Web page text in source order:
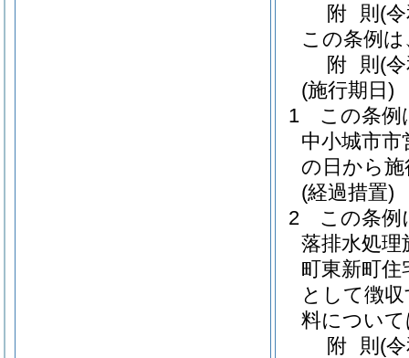
附 則 (
この条例
附 則 (
(施行期日)
1
この条例
中小城市市
の日から
(経過措置)
2
この条例
落排水処理
町東新町住
として徴
料につい
附 則 (